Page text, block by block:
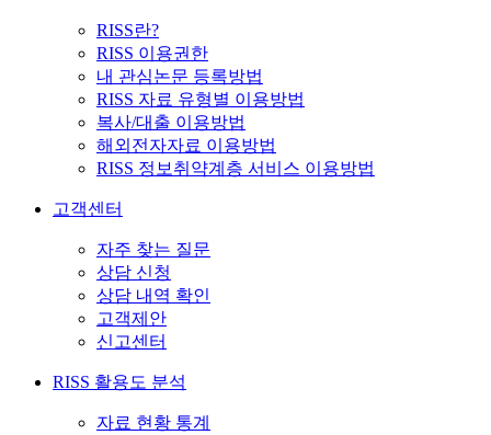
RISS란?
RISS 이용권한
내 관심논문 등록방법
RISS 자료 유형별 이용방법
복사/대출 이용방법
해외전자자료 이용방법
RISS 정보취약계층 서비스 이용방법
고객센터
자주 찾는 질문
상담 신청
상담 내역 확인
고객제안
신고센터
RISS 활용도 분석
자료 현황 통계